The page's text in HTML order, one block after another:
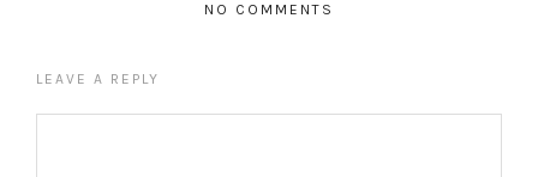
NO COMMENTS
LEAVE A REPLY